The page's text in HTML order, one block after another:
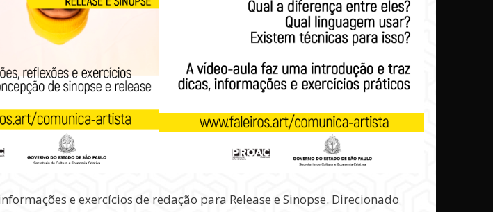
e exercícios de redação para Release e Sinopse. Direcionado